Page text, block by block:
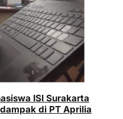
ISI Surakarta
PT Aprilia